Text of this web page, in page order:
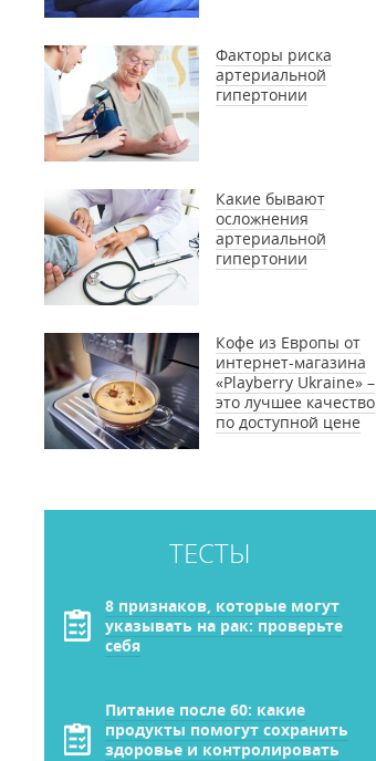
Факторы риска
артериальной
гипертонии
Какие бывают
осложнения
артериальной
гипертонии
Кофе из Европы от
интернет-магазина
«Playberry Ukraine» –
это лучшее качество
по доступной цене
ТЕСТЫ
8 признаков, которые могут
указывать на рак: проверьте
себя
Питание после 60: какие
продукты помогут сохранить
здоровье и контролировать